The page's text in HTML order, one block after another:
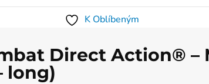
K Oblíbeným
Direct Action® –
long)